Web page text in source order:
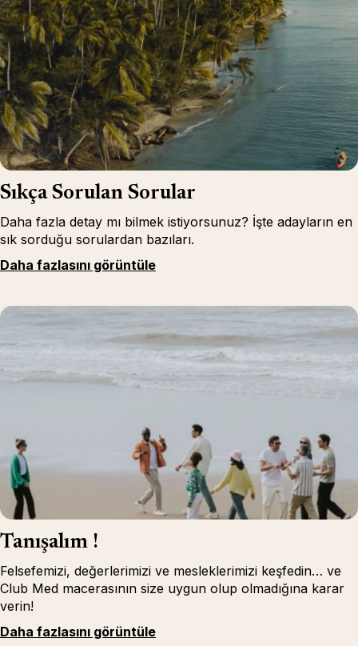
Sıkça Sorulan Sorular
Daha fazla detay mı bilmek istiyorsunuz? İşte adayların en
sık sorduğu sorulardan bazıları.
Daha fazlasını görüntüle
Tanışalım !
Felsefemizi, değerlerimizi ve mesleklerimizi keşfedin… ve
Club Med macerasının size uygun olup olmadığına karar
verin!
Daha fazlasını görüntüle